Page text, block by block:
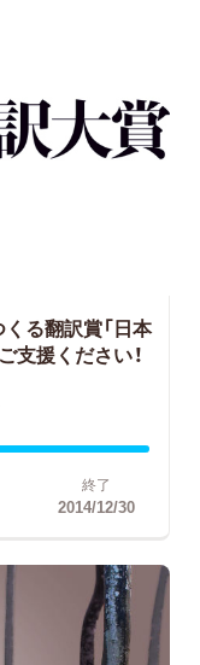
る翻訳賞「日本
支援ください！
終了
2014/12/30